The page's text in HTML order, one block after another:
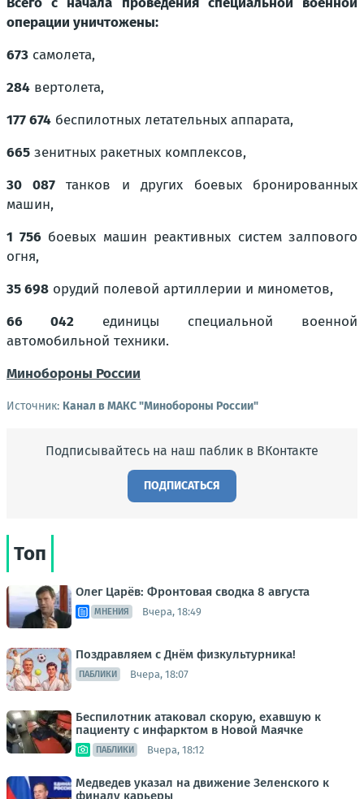
операции уничтожены:
673 самолета,
284 вертолета,
177 674 беспилотных летательных аппарата,
665 зенитных ракетных комплексов,
30 087танков и других боевых бронированных
машин,
1 756боевых машин реактивных систем залпового
огня,
35 698 орудий полевой артиллерии и минометов,
66 042 единицы специальной военной
автомобильной техники.
Минобороны России
Источник: Канал в МАКС "Минобороны России"
Подписывайтесь на наш паблик в ВКонтакте
ПОДПИСАТЬСЯ
Топ
Олег Царёв: Фронтовая сводка 8 августа
МНЕНИЯ Вчера, 18:49
Поздравляем с Днём физкультурника!
ПАБЛИКИ Вчера, 18:07
Беспилотник атаковал скорую, ехавшую к
пациенту с инфарктом в Новой Маячке
ПАБЛИКИ Вчера, 18:12
Медведев указал на движение Зеленского к
финалу карьеры